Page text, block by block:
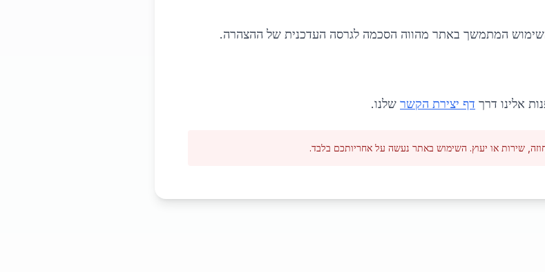
המתמשך באתר מהווה הסכמה לגרסה העדכנית של ההצהרה.
אלינו דרך דף יצירת הקשר שלנו.
שירות או יעוץ. השימוש באתר נעשה על אחריותכם בלבד.